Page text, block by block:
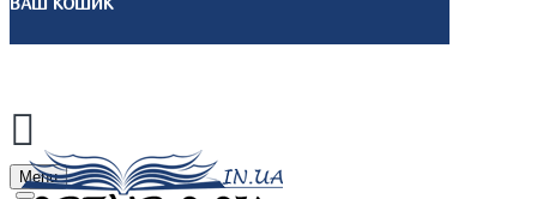
Menu